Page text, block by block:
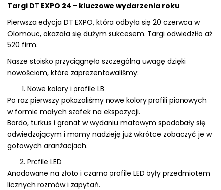
Targi DT EXPO 24 – kluczowe wydarzenia roku
Pierwsza edycja DT EXPO, która odbyła się 20 czerwca w
Olomouc, okazała się dużym sukcesem. Targi odwiedziło aż
520 firm.
Nasze stoisko przyciągnęło szczególną uwagę dzięki
nowościom, które zaprezentowaliśmy:
Nowe kolory i profile LB
Po raz pierwszy pokazaliśmy nowe kolory profili pionowych
w formie małych szafek na ekspozycji.
Bordo, turkus i granat w wydaniu matowym spodobały się
odwiedzającym i mamy nadzieję już wkrótce zobaczyć je w
gotowych aranżacjach.
Profile LED
Anodowane na złoto i czarno profile LED były przedmiotem
licznych rozmów i zapytań.